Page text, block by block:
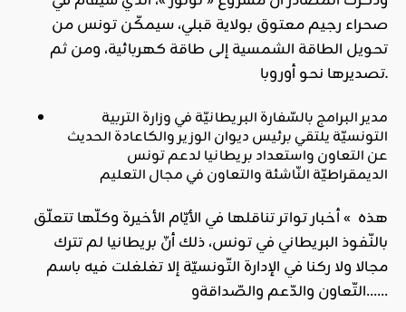
صحراء رجيم معتوق بولاية قبلي، سيمكّن تونس من
تحويل الطاقة الشمسية إلى طاقة كهربائية، ومن ثم
تصديرها نحو أوروبا.
مدير البرامج بالسّفارة البريطانيّة في وزارة التربية
التونسيّة يلتقي برئيس ديوان الوزير والكاعادة الحديث
عن التعاون واستعداد بريطانيا لدعم تونس
الديمقراطيّة النّاشئة والتعاون في مجال التعليم
هذه » أخبار تواتر تناقلها في الأيّام الأخيرة وكلّها تتعلّق
بالنّفوذ البريطاني في تونس، ذلك أنّ بريطانيا لم تترك
مجالا ولا ركنا في الإدارة التّونسيّة إلا تغلغلت فيه باسم
التّعاون والدّعم والصّداقةو……